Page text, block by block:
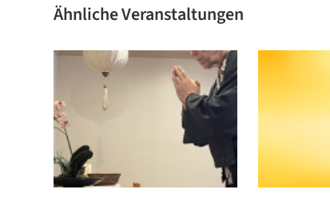
Ähnliche Veranstaltungen